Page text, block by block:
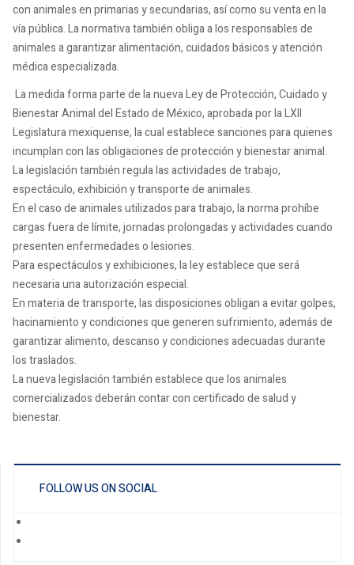
con animales en primarias y secundarias, así como su venta en la
vía pública. La normativa también obliga a los responsables de
animales a garantizar alimentación, cuidados básicos y atención
médica especializada.
La medida forma parte de la nueva Ley de Protección, Cuidado y
Bienestar Animal del Estado de México, aprobada por la LXII
Legislatura mexiquense, la cual establece sanciones para quienes
incumplan con las obligaciones de protección y bienestar animal.
La legislación también regula las actividades de trabajo,
espectáculo, exhibición y transporte de animales.
En el caso de animales utilizados para trabajo, la norma prohíbe
cargas fuera de límite, jornadas prolongadas y actividades cuando
presenten enfermedades o lesiones.
Para espectáculos y exhibiciones, la ley establece que será
necesaria una autorización especial.
En materia de transporte, las disposiciones obligan a evitar golpes,
hacinamiento y condiciones que generen sufrimiento, además de
garantizar alimento, descanso y condiciones adecuadas durante
los traslados.
La nueva legislación también establece que los animales
comercializados deberán contar con certificado de salud y
bienestar.
FOLLOW US ON SOCIAL